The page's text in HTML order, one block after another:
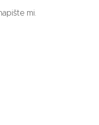
mi.